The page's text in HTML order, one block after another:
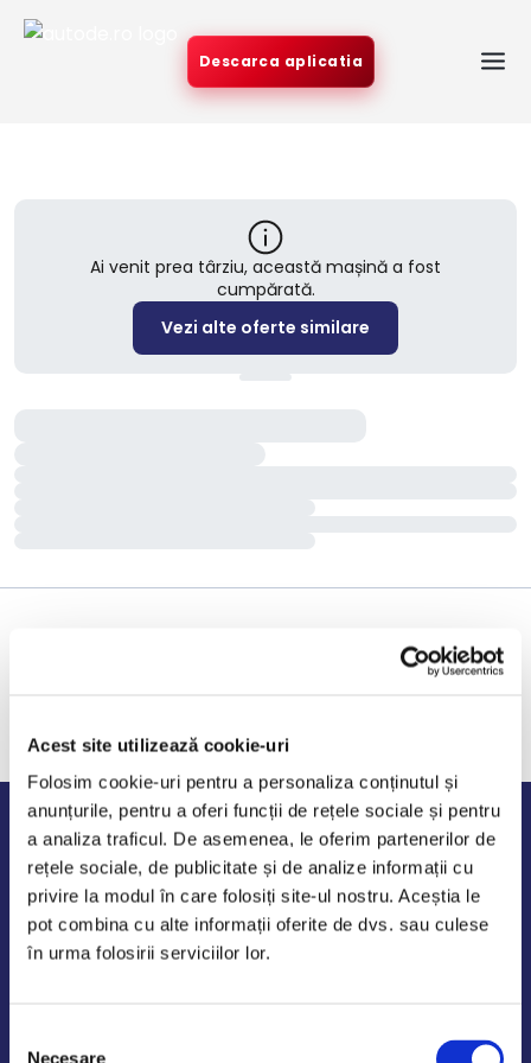
Acest site utilizează cookie-uri
Folosim cookie-uri pentru a personaliza conținutul și
anunțurile, pentru a oferi funcții de rețele sociale și pentru
a analiza traficul. De asemenea, le oferim partenerilor de
rețele sociale, de publicitate și de analize informații cu
privire la modul în care folosiți site-ul nostru. Aceștia le
pot combina cu alte informații oferite de dvs. sau culese
în urma folosirii serviciilor lor.
Necesare
Descarca aplicatia
Ai venit prea târziu, această mașină a fost
cumpărată.
Vezi alte oferte similare
Program de lucru
Luni - Vineri: 09:00-18:00
Sambata - Duminica: 10:00-14:00